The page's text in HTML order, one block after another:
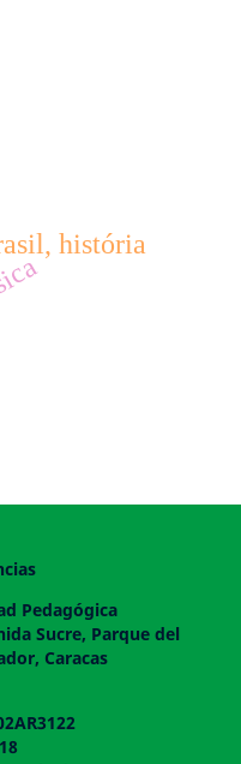
história
Pedagógica
Sucre, Parque del
Caracas